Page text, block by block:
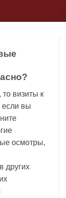
то визиты к
если вы
осмотры,
других